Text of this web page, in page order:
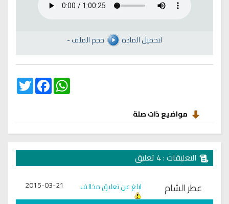
- لتحميل المادة حجم الملف
Twitter
FacebookWhatsApp
مواضيع ذات صلة
التعليقات : 4 تعليق
عطر الشام ابلغ عن تعليق مخالف 2015-03-21